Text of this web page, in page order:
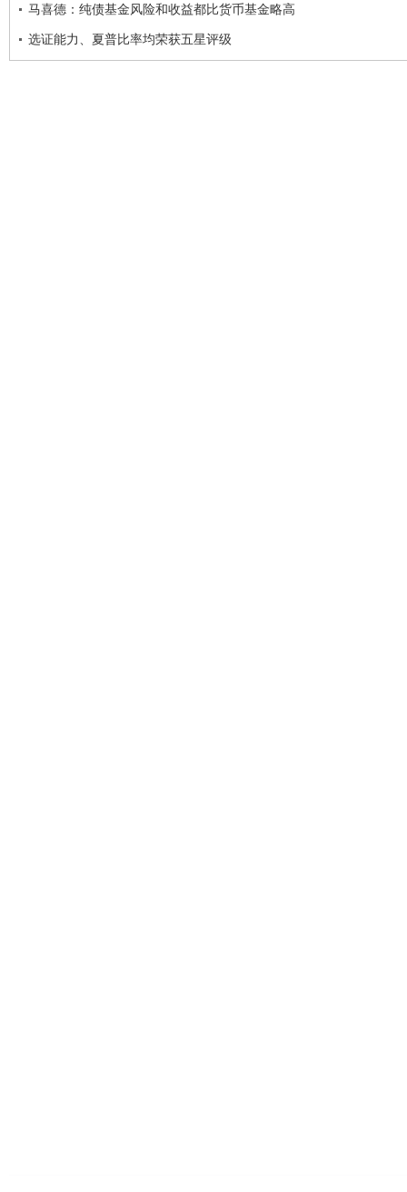
马喜德：纯债基金风险和收益都比货币基金略高
选证能力、夏普比率均荣获五星评级